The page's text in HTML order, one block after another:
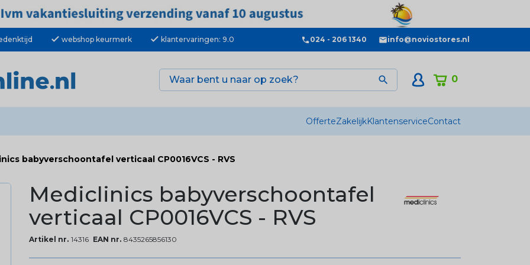
check webshop keurmerk check klantervaringen: 9.0 024 - 206 1340 info@noviostores.nl
0

OfferteZakelijkKlantenserviceContact
babyverschoontafel verticaal CP0016VCS - RVS
Mediclinics babyverschoontafel
verticaal CP0016VCS - RVS
Artikel nr. 14316 EAN nr. 8435265856130